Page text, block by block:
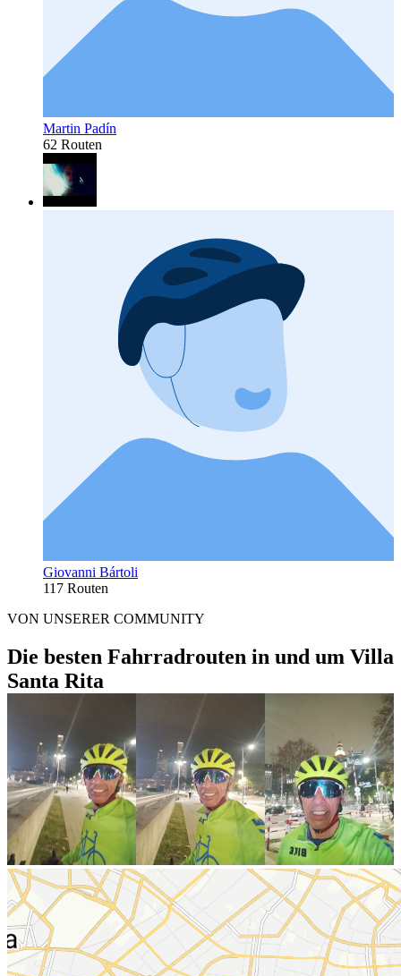
Martin Padín
62 Routen
Giovanni Bártoli
117 Routen
VON UNSERER COMMUNITY
Die besten Fahrradrouten in und um Villa
Santa Rita